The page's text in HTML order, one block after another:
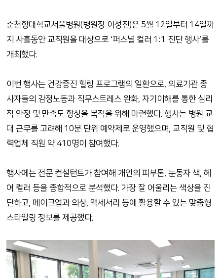
순천향대학교서울병원(병원장 이성진)은 5월 12일부터 14일까
지 사흘동안 교직원을 대상으로 ‘퍼스널 컬러 1:1 진단 행사’를
개최했다.
이번 행사는 건강증진 힐링 프로그램의 일환으로, 의료기관 종
사자들의 감정노동과 직무스트레스 완화,자기이해를 통한 심리
적 안정 및 만족도 향상을 목적을 위해 마련했다.행사는 병원 교
대 근무를 고려해 10분 단위 예약제로 운영했으며,교직원 및 협
력업체 직원 약 410명이 참여했다.
행사에는 전문 컨설턴트가 참여해 개인의 피부톤,눈동자 색,헤
어 컬러 등을 종합적으로 분석했다. 가장 잘 어울리는 색상을 진
단하고, 메이크업과 의상,액세서리 등에 활용할 수 있는 맞춤형
스타일링 정보를 제공했다.